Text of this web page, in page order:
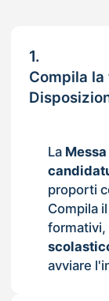
1.
Compila la
La
proporti
Compila
formativi,
avviare